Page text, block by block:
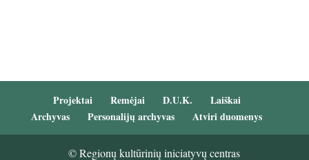
Projektai Remėjai D.U.K.
Laiškai
Archyvas
Personalijų archyvas Atviri duomenys
© Regionų kultūrinių iniciatyvų centras